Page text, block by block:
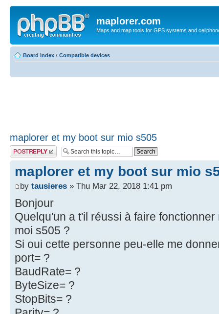
maplorer.com
Maps and map tools for GPS systems and
Board index ‹ Compatible devices
maplorer et my boot sur mio s505
Post a reply
maplorer et my boot sur mio
by tausieres » Thu Mar 22, 2018 1:41 pm
Bonjour
Quelqu'un a t'il réussi à faire
moi s505 ?
Si oui cette personne peu-elle me
port= ?
BaudRate= ?
ByteSize= ?
StopBits= ?